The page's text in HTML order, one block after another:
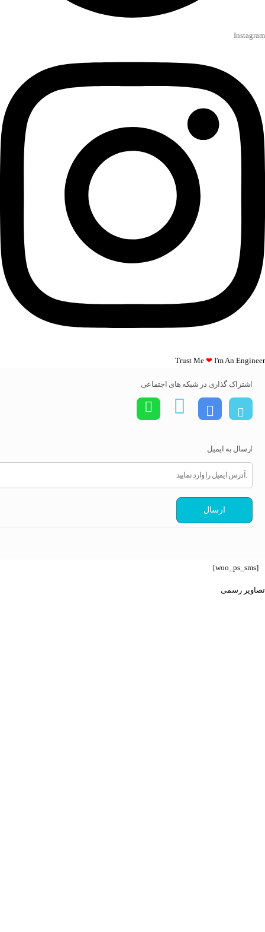
Instagram
Trust Me ❤ I'm An Engineer​​
اشتراک گذاری در شبکه های اجتماعی
ارسال به ایمیل
ارسال
[woo_ps_sms]
تصاویر رسمی